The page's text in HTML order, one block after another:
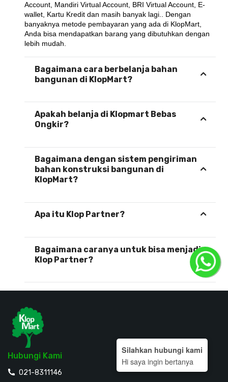
Account, Mandiri Virtual Account, BRI Virtual Account, E-
wallet, Kartu Kredit dan masih banyak lagi.. Dengan
banyaknya metode pembayaran yang ada di KlopMart,
Anda bisa mendapatkan barang yang dibutuhkan dengan
lebih mudah.
Bagaimana cara berbelanja bahan
bangunan di KlopMart?
Apakah belanja di Klopmart Bebas
Ongkir?
Bagaimana dengan sistem pengiriman
bahan konstruksi bangunan di
KlopMart?
Apa itu Klop Partner?
Bagaimana caranya untuk bisa menjadi
Klop Partner?
Hubungi Kami
021-8311146
Silahkan hubungi kami
Hi saya ingin bertanya